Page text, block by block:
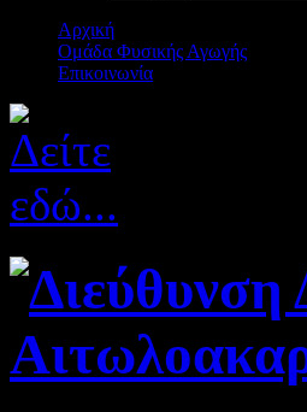
Αρχική
Ομάδα Φυσικής Αγωγής
Επικοινωνία